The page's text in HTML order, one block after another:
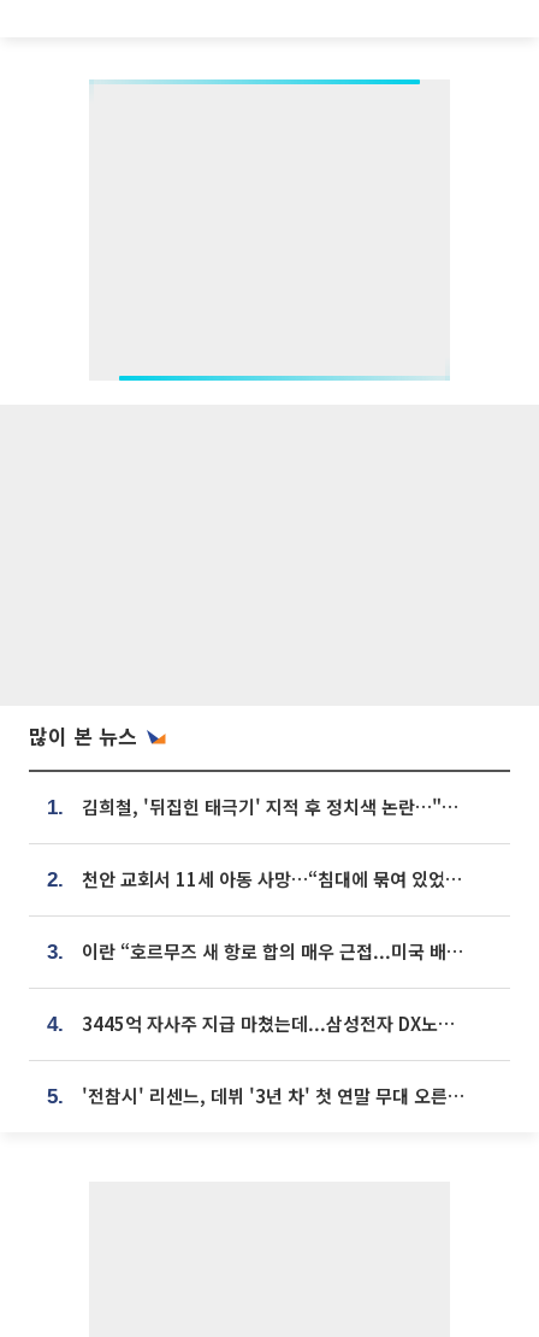
많이 본 뉴스
1. 김희철, '뒤집힌 태극기' 지적 후 정치색 논란…"좌우 떠나 우리나라 국기"
2. 천안 교회서 11세 아동 사망…“침대에 묶여 있었다” 진술 확보
3. 이란 “호르무즈 새 항로 합의 매우 근접...미국 배상 먼저”
4. 3445억 자사주 지급 마쳤는데...삼성전자 DX노조, 뒤늦은 '떼쓰기 집회'
5. '전참시' 리센느, 데뷔 '3년 차' 첫 연말 무대 오른다⋯"그동안 섭외 안 와"